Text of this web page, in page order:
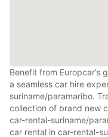
Benefit from Europcar’s
a seamless car hire
suriname/paramaribo.
collection of brand new
car-rental-suriname/
car rental in car-rental-